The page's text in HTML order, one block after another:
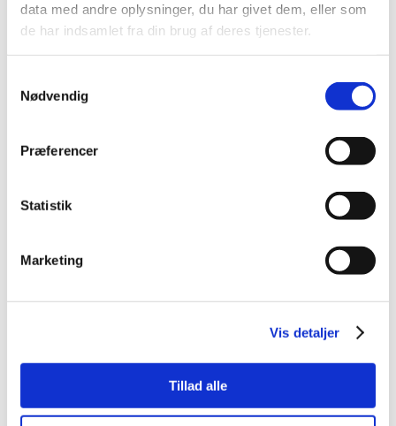
data med andre oplysninger, du har givet dem, eller som
de har indsamlet fra din brug af deres tjenester.
Nødvendig
Præferencer
Statistik
Marketing
Vis detaljer
Tillad alle
Fyraftenssang: MAGT / AFMAGT